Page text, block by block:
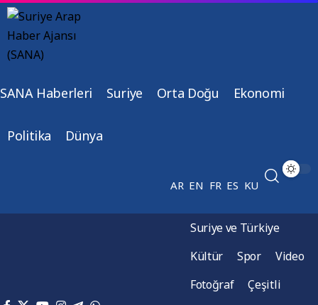
SANA Haberleri Suriye Orta Doğu Ekonomi
Politika Dünya
AR EN FR ES KU
Suriye ve Türkiye
Kültür
Spor
Video
Fotoğraf
Çeşitli